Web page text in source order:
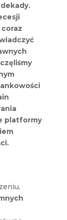
platformy